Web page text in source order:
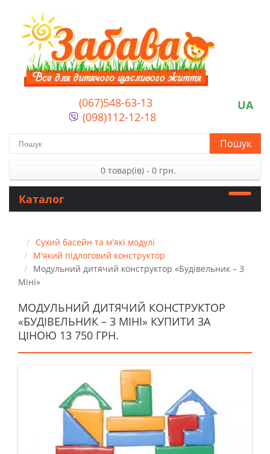
(067)548-63-13
(098)112-12-18
UA
Пошук
0 товар(ів) - 0 грн.
Каталог
Сухий басейн та м'які модулі
М'який підлоговий конструктор
Модульний дитячий конструктор «Будівельник – 3
Міні»
МОДУЛЬНИЙ ДИТЯЧИЙ КОНСТРУКТОР
«БУДІВЕЛЬНИК – 3 МІНІ» КУПИТИ ЗА
ЦІНОЮ 13 750 ГРН.